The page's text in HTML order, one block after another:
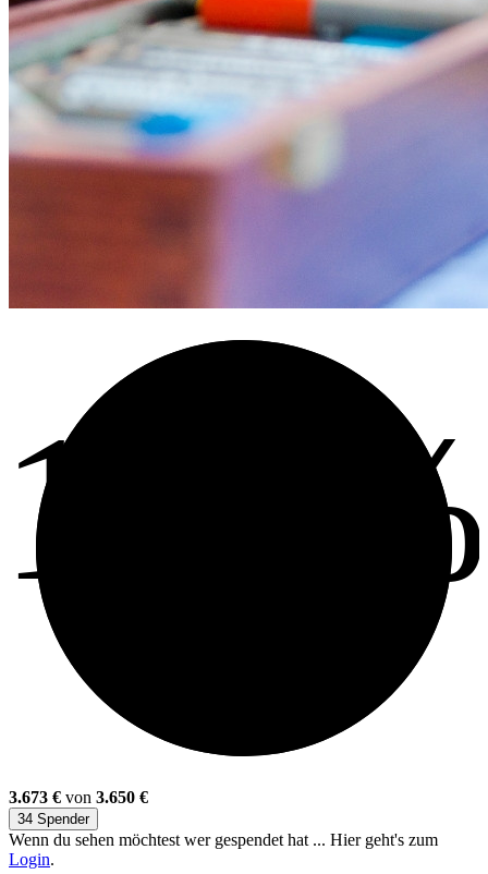
100%
3.673 € von 3.650 €
34 Spender
Wenn du sehen möchtest wer gespendet hat ... Hier geht's zum
Login.